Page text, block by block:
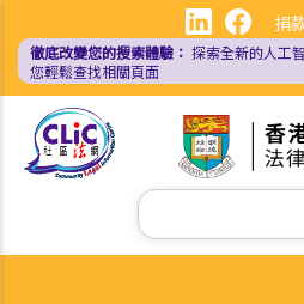
內
捐
徹底改變您的搜索體驗： 探索全新的人工
您輕鬆查找相關頁面
Search